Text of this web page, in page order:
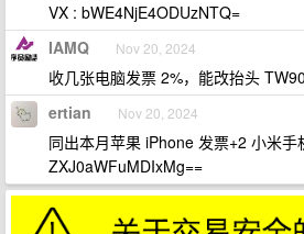
VX : bWE4NjE4ODUzNTQ=
IAMQ Nov 20, 2024
收几张电脑发票 2%，能改抬头
ertian Nov 20, 2024
同出本月苹果 iPhone 发票+2 小米手
ZXJ0aWFuMDIxMg==